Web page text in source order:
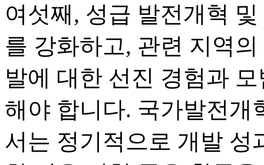
여섯째, 성급 발전개혁
를 강화하고, 관련 지역
발에 대한 선진 경험과
해야 합니다. 국가발전개
서는 정기적으로 개발 성